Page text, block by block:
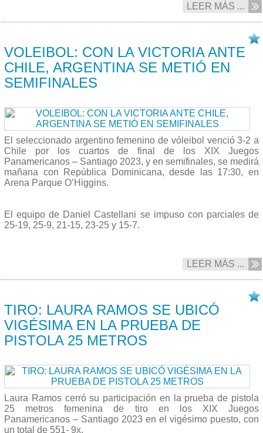
LEER MÁS ...
VOLEIBOL: CON LA VICTORIA ANTE
CHILE, ARGENTINA SE METIÓ EN
SEMIFINALES
El seleccionado argentino femenino de vóleibol venció 3-2 a
Chile por los cuartos de final de los XIX Juegos
Panamericanos – Santiago 2023, y en semifinales, se medirá
mañana con República Dominicana, desde las 17:30, en
Arena Parque O’Higgins.
El equipo de Daniel Castellani se impuso con parciales de
25-19, 25-9, 21-15, 23-25 y 15-7.
LEER MÁS ...
TIRO: LAURA RAMOS SE UBICÓ
VIGÉSIMA EN LA PRUEBA DE
PISTOLA 25 METROS
Laura Ramos cerró su participación en la prueba de pistola
25 metros femenina de tiro en los XIX Juegos
Panamericanos – Santiago 2023 en el vigésimo puesto, con
un total de 551- 9x.